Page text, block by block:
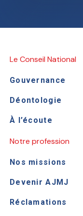
Le Conseil National
Gouvernance
Déontologie
À l’écoute
Notre profession
Nos missions
Devenir AJMJ
Réclamations